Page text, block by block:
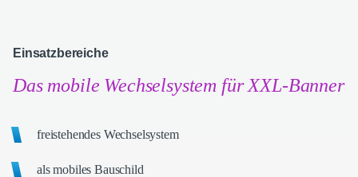
Einsatzbereiche
Das mobile Wechselsystem für XXL-Banner
freistehendes Wechselsystem
als mobiles Bauschild